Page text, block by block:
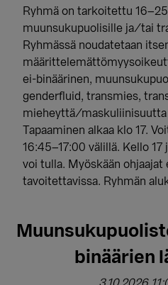
Ryhmä on tarkoitettu
muunsukupuolisille ja/tai
Ryhmässä noudatetaan
ei-binäärinen,
genderfluid, transmies,
mieheyttä/maskuliinisuutta
Tapaaminen alkaa klo 17.
16:45–17:00 välillä. Kello 17
voi tulla. Myöskään ohjaajat
tavoitettavissa. Ryhmän
binäärien